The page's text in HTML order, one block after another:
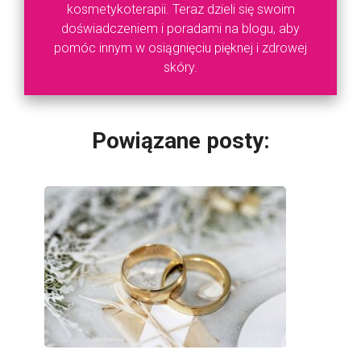
kosmetykoterapii. Teraz dzieli się swoim
doświadczeniem i poradami na blogu, aby
pomóc innym w osiągnięciu pięknej i zdrowej
skóry.
Powiązane posty: